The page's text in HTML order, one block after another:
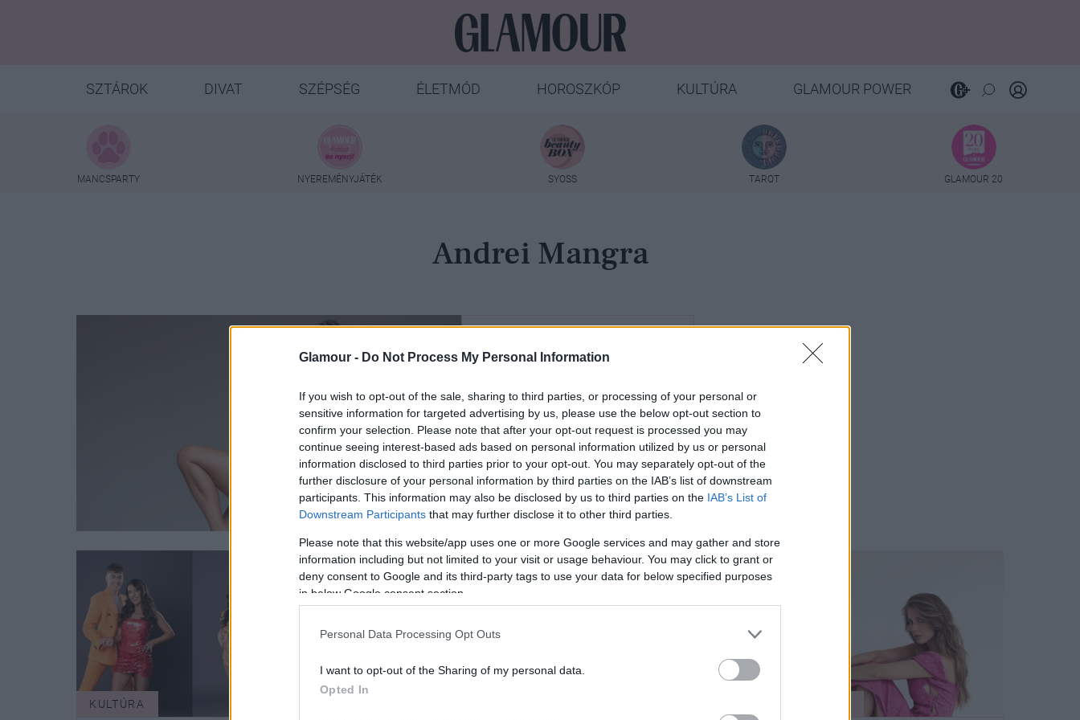
Glamour - Do Not Process My Personal Information
If you wish to opt-out of the sale, sharing to third parties, or processing of your personal or
sensitive information for targeted advertising by us, please use the below opt-out section to
confirm your selection. Please note that after your opt-out request is processed you may
continue seeing interest-based ads based on personal information utilized by us or personal
information disclosed to third parties prior to your opt-out. You may separately opt-out of the
further disclosure of your personal information by third parties on the IAB’s list of downstream
participants. This information may also be disclosed by us to third parties on the IAB’s List of
Downstream Participants that may further disclose it to other third parties.
Please note that this website/app uses one or more Google services and may gather and store
information including but not limited to your visit or usage behaviour. You may click to grant or
deny consent to Google and its third-party tags to use your data for below specified purposes
in below Google consent section.
Personal Data Processing Opt Outs
I want to opt-out of the Sharing of my personal data.
Opted In
SZTÁROK DIVAT SZÉPSÉG ÉLETMÓD HOROSZKÓP KULTÚRA GLAMOUR POWER
MANCSPARTY NYEREMÉNYJÁTÉK SYOSS TAROT GLAMOUR 20
Andrei Mangra
Emlékszel még rájuk?
Ők voltak a Dancing
with the Stars korábbi
nyertesei
KULTÚRA